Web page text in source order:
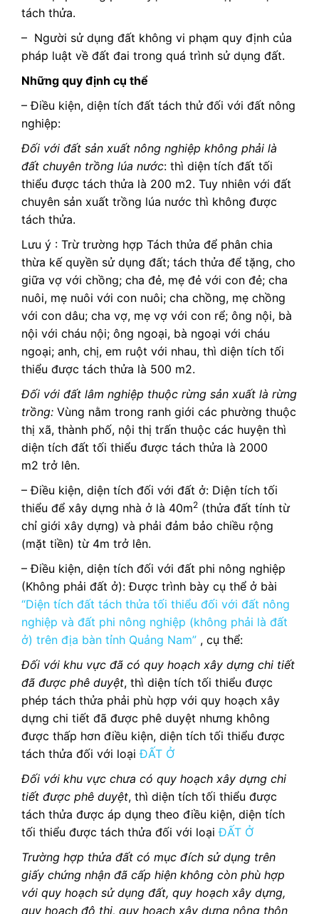
tách thửa.
– Người sử dụng đất không vi phạm quy định của
pháp luật về đất đai trong quá trình sử dụng đất.
Những quy định cụ thể
– Điều kiện, diện tích đất tách thử đối với đất nông
nghiệp:
Đối với đất sản xuất nông nghiệp không phải là
đất chuyên trồng lúa nước: thì diện tích đất tối
thiểu được tách thửa là 200 m2. Tuy nhiên với đất
chuyên sản xuất trồng lúa nước thì không được
tách thửa.
Lưu ý : Trừ trường hợp Tách thửa để phân chia
thừa kế quyền sử dụng đất; tách thửa để tặng, cho
giữa vợ với chồng; cha đẻ, mẹ đẻ với con đẻ; cha
nuôi, mẹ nuôi với con nuôi; cha chồng, mẹ chồng
với con dâu; cha vợ, mẹ vợ với con rể; ông nội, bà
nội với cháu nội; ông ngoại, bà ngoại với cháu
ngoại; anh, chị, em ruột với nhau, thì diện tích tối
thiểu được tách thửa là 500 m2.
Đối với đất lâm nghiệp thuộc rừng sản xuất là rừng
trồng: Vùng nằm trong ranh giới các phường thuộc
thị xã, thành phố, nội thị trấn thuộc các huyện thì
diện tích đất tối thiểu được tách thửa là 2000
m2 trở lên.
– Điều kiện, diện tích đối với đất ở: Diện tích tối
thiểu để xây dựng nhà ở là 40m2 (thửa đất tính từ
chỉ giới xây dựng) và phải đảm bảo chiều rộng
(mặt tiền) từ 4m trở lên.
– Điều kiện, diện tích đối với đất phi nông nghiệp
(Không phải đất ở): Được trình bày cụ thể ở bài
“Diện tích đất tách thửa tối thiểu đối với đất nông
nghiệp và đất phi nông nghiệp (không phải là đất
ở) trên địa bàn tỉnh Quảng Nam” , cụ thể:
Đối với khu vực đã có quy hoạch xây dựng chi tiết
đã được phê duyệt, thì diện tích tối thiểu được
phép tách thửa phải phù hợp với quy hoạch xây
dựng chi tiết đã được phê duyệt nhưng không
được thấp hơn điều kiện, diện tích tối thiểu được
tách thửa đối với loạiĐẤT Ở
Đối với khu vực chưa có quy hoạch xây dựng chi
tiết được phê duyệt, thì diện tích tối thiểu được
tách thửa được áp dụng theo điều kiện, diện tích
tối thiểu được tách thửa đối với loạiĐẤT Ở
Trường hợp thửa đất có mục đích sử dụng trên
giấy chứng nhận đã cấp hiện không còn phù hợp
với quy hoạch sử dụng đất, quy hoạch xây dựng,
quy hoạch đô thị, quy hoạch xây dựng nông thôn